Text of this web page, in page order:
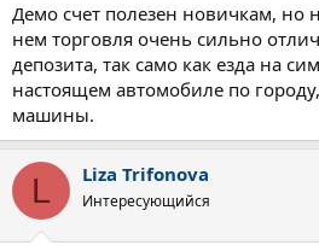
Демо счет полезен новичкам, но
нем торговля очень сильно
депозита, так само как езда на
настоящем автомобиле по
машины.
L Liza Trifonova
Интересующийся